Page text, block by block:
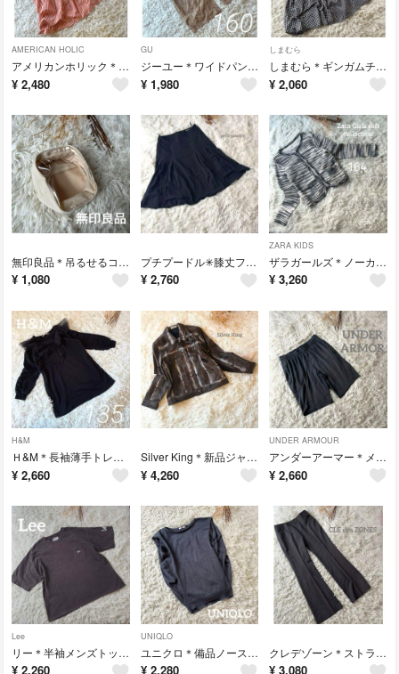
AMERICAN HOLIC
アメリカンホリック＊ストライプロングフレアスカート オレンジ ゴム 夏 可愛い
¥ 2,480
GU
ジーユー＊ワイドパンツ 女の子 160可愛いお洒落ベージュ シャーリングゴム
¥ 1,980
しまむら
しまむら＊ギンガムチェックロングフレアスカート ゴム 夏可愛いお洒落 大きい
¥ 2,060
無印良品＊吊るせるコレクションポーチ ぬい入れオタ活 ベージュ 人気可愛い
¥ 1,080
プチプードル✳︎膝丈フレアスカートフォーマル お宮参りオフィス仕事 黒
¥ 2,760
ZARA KIDS
ザラガールズ＊ノーカラージャケット 羽織 160 ボーダー 可愛い お呼ばれ
¥ 3,260
H&M
Ｈ&M＊長袖薄手トレーナー チュール 可愛い 黒 フリル 135お洒落お呼ばれ
¥ 2,660
Silver King＊新品ジャケットビスコース 肩パット 柄 秋お洒落可愛い
¥ 4,260
UNDER ARMOUR
アンダーアーマー＊メンズスウェットショートパンツ グレー 夏 スポーツジャージ
¥ 2,660
Lee
リー＊半袖メンズトップス ダークグレー オーバーサイズ 夏 カジュアルお洒落
¥ 2,260
UNIQLO
ユニクロ＊備品ノースリーブニット グレー XL 大きい お洒落 綺麗め大人 夏
¥ 2,280
クレデゾーン＊ストライプスラックスパンツ グレー 綺麗め大人オフィス 夏 13
¥ 3,080